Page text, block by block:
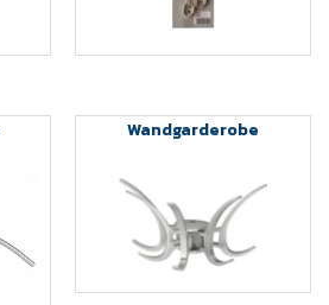
Wandgarderobe